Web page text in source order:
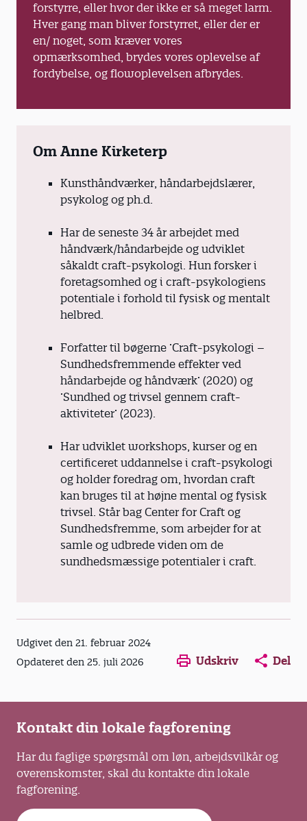
forstyrre, eller hvor der ikke er så meget larm.
Hver gang man bliver forstyrret, eller der er
en/ noget, som kræver vores
opmærksomhed, brydes vores oplevelse af
fordybelse, og flowoplevelsen afbrydes.
Om Anne Kirketerp
Kunsthåndværker, håndarbejdslærer,
psykolog og ph.d.
Har de seneste 34 år arbejdet med
håndværk/håndarbejde og udviklet
såkaldt craft-psykologi. Hun forsker i
foretagsomhed og i craft-psykologiens
potentiale i forhold til fysisk og mentalt
helbred.
Forfatter til bøgerne ’Craft-psykologi –
Sundhedsfremmende effekter ved
håndarbejde og håndværk’ (2020) og
’Sundhed og trivsel gennem craft-
aktiviteter’ (2023).
Har udviklet workshops, kurser og en
certificeret uddannelse i craft-psykologi
og holder foredrag om, hvordan craft
kan bruges til at højne mental og fysisk
trivsel. Står bag Center for Craft og
Sundhedsfremme, som arbejder for at
samle og udbrede viden om de
sundhedsmæssige potentialer i craft.
Udgivet den 21. februar 2024
Opdateret den 25. juli 2026
Udskriv
Del
Kontakt din lokale fagforening
Har du faglige spørgsmål om løn, arbejdsvilkår og
overenskomster, skal du kontakte din lokale
fagforening.